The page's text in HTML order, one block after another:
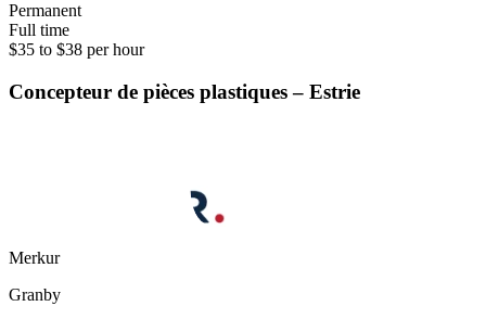
Permanent
Full time
$35 to $38 per hour
Concepteur de pièces plastiques – Estrie
Merkur
Granby